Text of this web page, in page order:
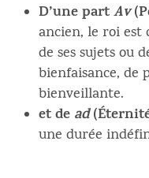
D’une partAv
ancien, le roi est
de ses sujets ou
bienfaisance, de
bienveillante.
et de ad
une durée